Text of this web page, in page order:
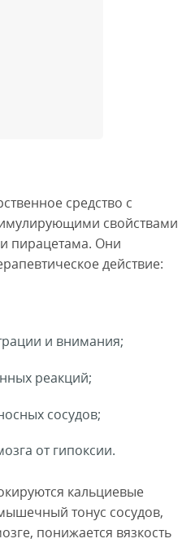
средство с
свойствами
пирацетама. Они
действие:
и внимания;
реакций;
сосудов;
от гипоксии.
кальциевые
тонус сосудов,
понижается вязкость